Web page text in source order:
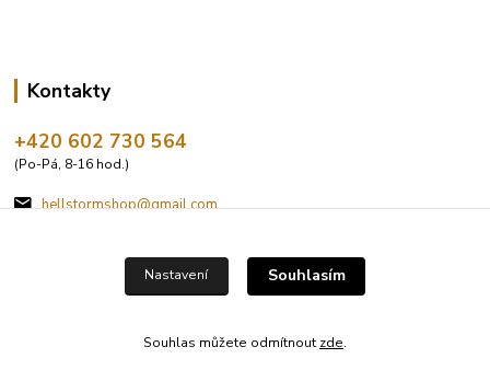
Kontakty
+420 602 730 564
(Po-Pá, 8-16 hod.)
hellstormshop@gmail.com
Nastavení Souhlasím
Souhlas můžete odmítnout zde.